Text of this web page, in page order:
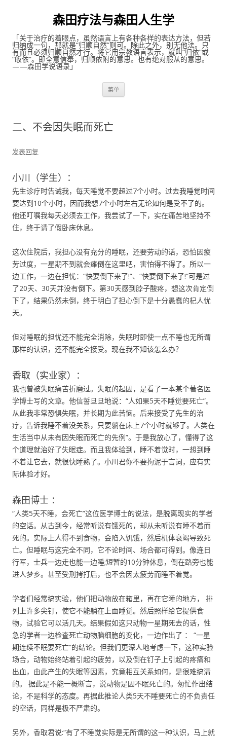
森田疗法与森田人生学
「关于治疗的着眼点，虽然语言上有各种各样的表达方法，但若
归纳成一句，那就是“归顺自然”则可。除此之外，别无他法。只
有而且必须归顺自然才行。将它用宗教语言表示，就叫“归依”或
“皈依”。即全意信奉，归顺依附的意思。也有绝对服从的意思。
——森田学说语录」
菜单
二、不会因失眠而死亡
发表回复
小川（学生）：
先生诊疗时告诫我，每天睡觉不要超过7个小时。过去我睡觉时间
要达到10个小时，因而我想7个小时左右无论如何是受不了的。
他还叮嘱我每天必须去工作，我尝试了一下，实在痛苦地坚持不
住，终于请了假卧床休息。
这次住院后，我担心没有充分的睡眠，还要劳动的话，恐怕因疲
劳过度，一星期不到就会瘫倒在这里吧，害怕得不得了。所以一
边工作，一边在担忧：“快要倒下来了!”、“快要倒下来了!”可是过
了20天、30天并没有倒下。第30天感到脖子酸疼，想这次肯定倒
下了，结果仍然未倒，终于明白了担心倒下是十分愚蠢的杞人忧
天。
但对睡眠的担忧还不能完全消除，失眠时即使一点不睡也无所谓
那样的认识，还不能完全接受。现在我不知该怎么办？
香取（实业家）：
我也曾被失眠痛苦折磨过。失眠的起因，是看了一本某个著名医
学博士写的文章。他信誓旦旦地说：“人如果5天不睡觉要死亡”。
从此我非常恐惧失眠，并长期为此苦恼。后来接受了先生的治
疗，告诉我睡不着没关系，只要躺在床上7个小时就够了。人类在
生活当中从未有因失眠而死亡的先例”。于是我放心了，懂得了这
个道理就治好了失眠症。而且我体验到，睡不着觉时，一想到睡
不着让它去，就很快睡熟了。小川君你不要拘泥于言词，应有实
际体验才好。
森田博士 ：
“人类5天不睡，会死亡”这位医学博士的说法，是脱离现实的学者
的空话。从古到今，经常听说有饿死的，却从未听说有睡不着而
死的。实际上人得不到食物，会陷入饥饿，然后机体衰竭导致死
亡。但睡眠与这完全不同，它不论时间、场合都可得到。像连日
行军，士兵一边走也能一边睡;短暂的10分钟休息，倒在路旁也能
进人梦乡。甚至受刑拷打后，也不会因太疲劳而睡不着觉。
学者们经常搞实验，他们把动物放在箱里，再在它睡的地方， 排
列上许多尖钉，使它不能躺在上面睡觉。然后照样给它提供食
物，试验它可以活几天。结果假如这只动物一星期死去的话，性
急的学者一边检査死亡动物脑细胞的变化，一边作出了 ： “一星
期连续不眠要死亡”的结论。但我们更深人地考虑一下，这种实验
场合，动物始终站着引起的疲劳，以及倒在钉子上引起的疼痛和
出血，由此产生的失眠等因素，究竟相互关系如何，是很难搞清
的。 据此是不能一概断言，说动物是因不眠死亡的。匆忙作出结
论，不是科学的态度。再据此推论人类5天不睡要死亡的不负责任
的空话，同样是极不严肃的。
另外，香取君说:“有了不睡觉实际是无所谓的这一种认识，马上就